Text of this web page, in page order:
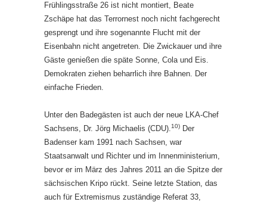
Frühlingsstraße 26 ist nicht montiert, Beate
Zschäpe hat das Terrornest noch nicht fachgerecht
gesprengt und ihre sogenannte Flucht mit der
Eisenbahn nicht angetreten. Die Zwickauer und ihre
Gäste genießen die späte Sonne, Cola und Eis.
Demokraten ziehen beharrlich ihre Bahnen. Der
einfache Frieden.
Unter den Badegästen ist auch der neue LKA-Chef
Sachsens, Dr. Jörg Michaelis (CDU).10) Der
Badenser kam 1991 nach Sachsen, war
Staatsanwalt und Richter und im Innenministerium,
bevor er im März des Jahres 2011 an die Spitze der
sächsischen Kripo rückt. Seine letzte Station, das
auch für Extremismus zuständige Referat 33,